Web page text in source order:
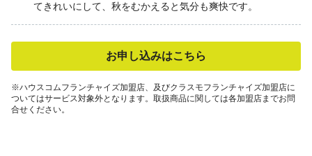
てきれいにして、秋をむかえると気分も爽快です。
お申し込みはこちら
※ハウスコムフランチャイズ加盟店、及びクラスモフランチャイズ加盟店に
ついてはサービス対象外となります。取扱商品に関しては各加盟店までお問
合せください。